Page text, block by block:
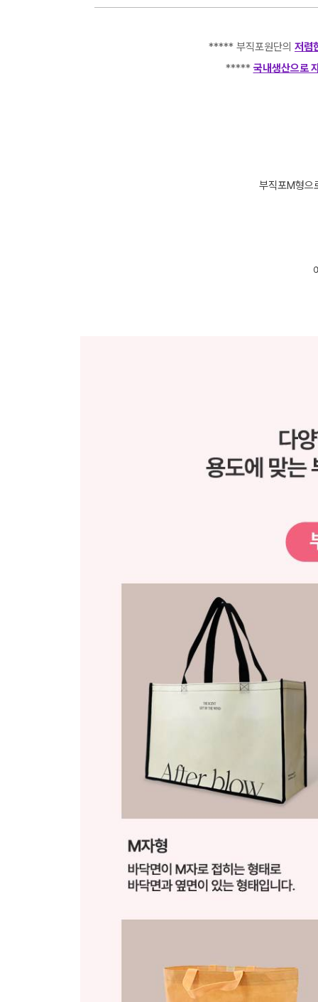
***** 부직포원단의 저렴
***** 국내생산으로
부직포M형으